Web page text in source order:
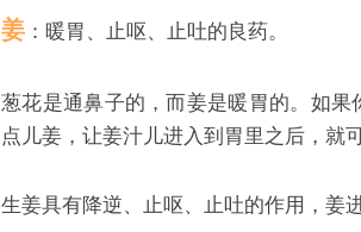
姜 ：暖胃、止呕、止吐的良药。
葱花是通鼻子的，而姜是暖胃的。如
点儿姜，让姜汁儿进入到胃里之后，就
生姜具有降逆、止呕、止吐的作用，姜